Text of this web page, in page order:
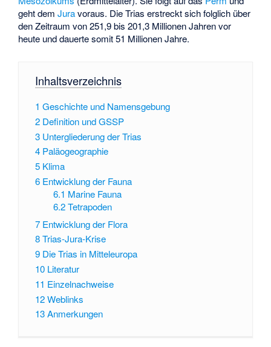
geht demJuravoraus. Die Trias erstreckt sich folglich über
den Zeitraum von 251,9 bis 201,3 Millionen Jahren vor
heute und dauerte somit 51 Millionen Jahre.
Inhaltsverzeichnis
1 Geschichte und Namensgebung
2 Definition und GSSP
3 Untergliederung der Trias
4 Paläogeographie
5 Klima
6 Entwicklung der Fauna
6.1 Marine Fauna
6.2 Tetrapoden
7 Entwicklung der Flora
8Trias-Jura-Krise
9 Die Trias in Mitteleuropa
10 Literatur
11 Einzelnachweise
12Weblinks
13Anmerkungen